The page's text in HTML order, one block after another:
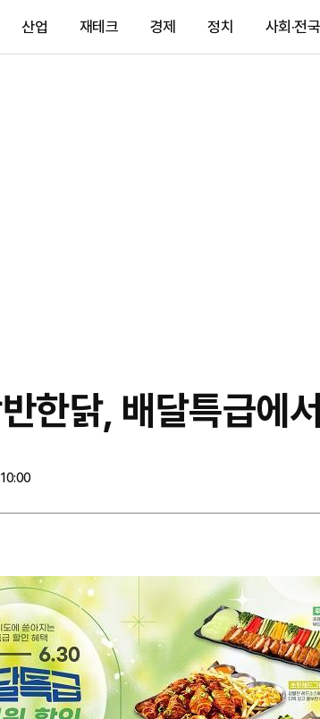
산업 재테크 경제 정치 사회·전국
한닭, 배달특급에